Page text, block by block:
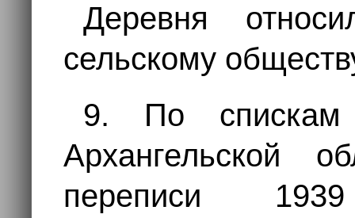
Деревня
сельскому
9. По спискам
Архангельской
переписи